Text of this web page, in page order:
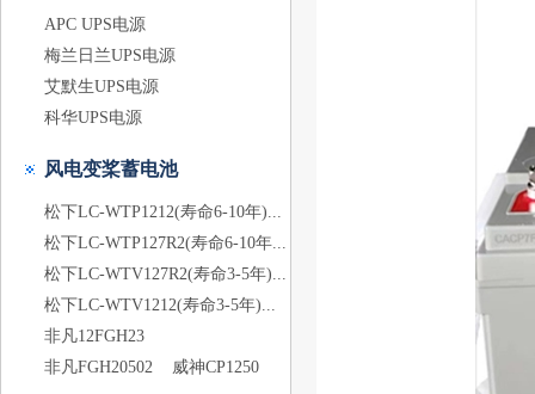
APC UPS电源
梅兰日兰UPS电源
艾默生UPS电源
科华UPS电源
风电变桨蓄电池
松下LC-WTP1212(寿命6-10年)...
松下LC-WTP127R2(寿命6-10年...
松下LC-WTV127R2(寿命3-5年)...
松下LC-WTV1212(寿命3-5年)...
非凡12FGH23
非凡FGH20502
威神CP1250